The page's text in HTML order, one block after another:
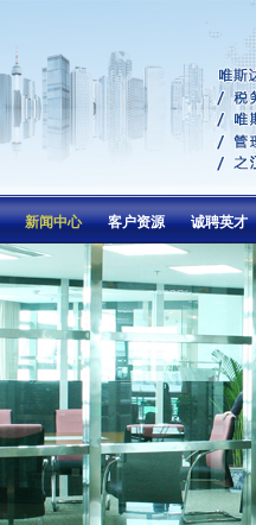
新闻中心 客户资源 诚聘英才